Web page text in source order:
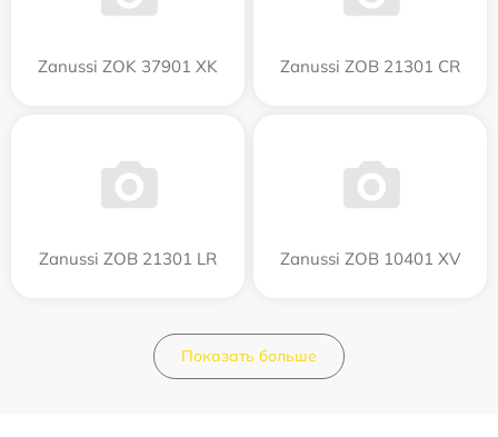
Zanussi ZOK 37901 XK Zanussi ZOB 21301 CR
Zanussi ZOB 21301 LR Zanussi ZOB 10401 XV
Показать больше